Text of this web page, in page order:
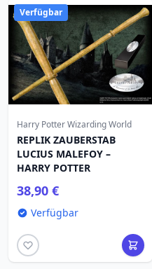
Verfügbar
Harry Potter Wizarding World
REPLIK ZAUBERSTAB
LUCIUS MALEFOY –
HARRY POTTER
38,90 €
Verfügbar